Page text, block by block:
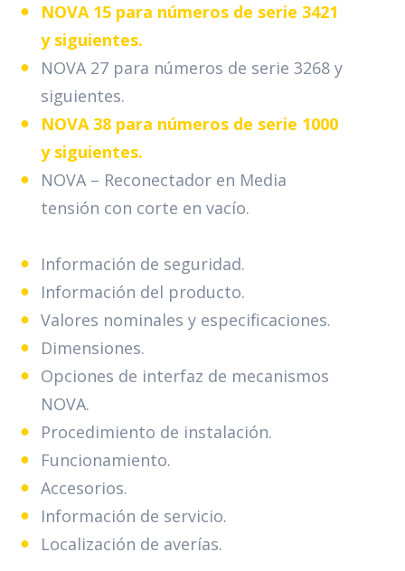
NOVA 15 para números de serie 3421
y siguientes.
NOVA 27 para números de serie 3268 y
siguientes.
NOVA 38 para números de serie 1000
y siguientes.
NOVA – Reconectador en Media
tensión con corte en vacío.
Información de seguridad.
Información del producto.
Valores nominales y especificaciones.
Dimensiones.
Opciones de interfaz de mecanismos
NOVA.
Procedimiento de instalación.
Funcionamiento.
Accesorios.
Información de servicio.
Localización de averías.